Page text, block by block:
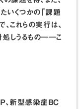
いくつかの「課題
これらの実行は、
処しうるもの――こ
、新型感染症ＢＣ